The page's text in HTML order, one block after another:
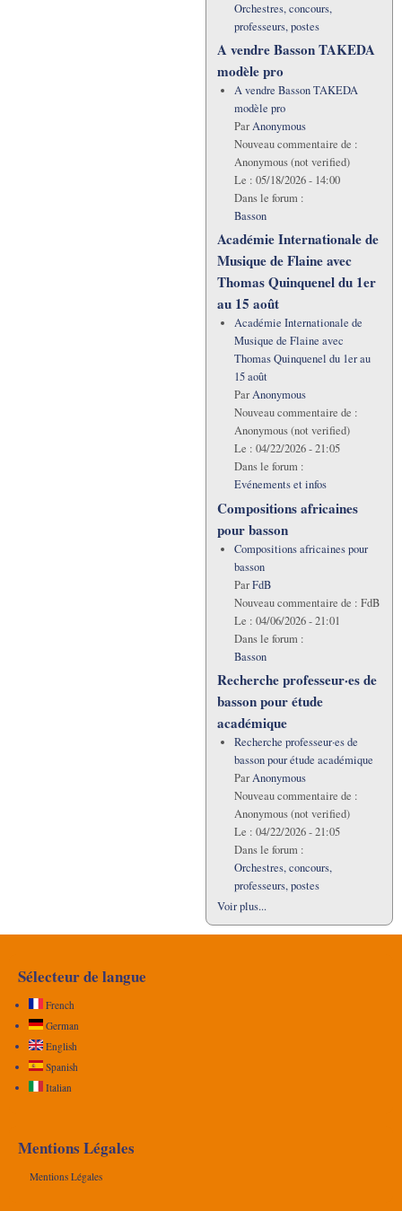
Orchestres, concours,
professeurs, postes
A vendre Basson TAKEDA
modèle pro
A vendre Basson TAKEDA
modèle pro
ParAnonymous
Nouveau commentaire de :
Anonymous (not verified)
Le : 05/18/2026 - 14:00
Dans le forum :
Basson
Académie Internationale de
Musique de Flaine avec
Thomas Quinquenel du 1er
au 15 août
Académie Internationale de
Musique de Flaine avec
Thomas Quinquenel du 1er au
15 août
ParAnonymous
Nouveau commentaire de :
Anonymous (not verified)
Le : 04/22/2026 - 21:05
Dans le forum :
Evénements et infos
Compositions africaines
pour basson
Compositions africaines pour
basson
ParFdB
Nouveau commentaire de : FdB
Le : 04/06/2026 - 21:01
Dans le forum :
Basson
Recherche professeur·es de
basson pour étude
académique
Recherche professeur·es de
basson pour étude académique
ParAnonymous
Nouveau commentaire de :
Anonymous (not verified)
Le : 04/22/2026 - 21:05
Dans le forum :
Orchestres, concours,
professeurs, postes
Voir plus...
Sélecteur de langue
French
German
English
Spanish
Italian
Mentions Légales
Mentions Légales